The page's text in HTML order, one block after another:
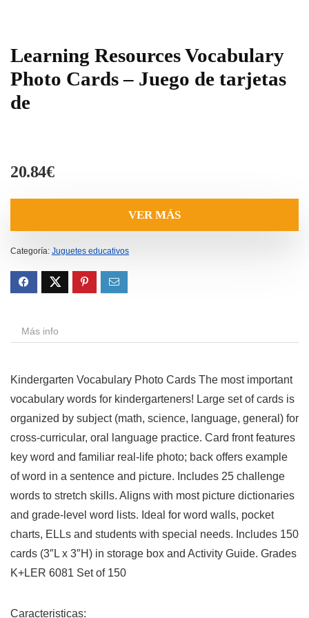
Learning Resources Vocabulary
Photo Cards – Juego de tarjetas
de
20.84€
VER MÁS
Categoría: Juguetes educativos
Más info
Kindergarten Vocabulary Photo Cards The most important
vocabulary words for kindergarteners! Large set of cards is
organized by subject (math, science, language, general) for
cross-curricular, oral language practice. Card front features
key word and familiar real-life photo; back offers example
of word in a sentence and picture. Includes 25 challenge
words to stretch skills. Aligns with most picture dictionaries
and grade-level word lists. Ideal for word walls, pocket
charts, ELLs and students with special needs. Includes 150
cards (3″L x 3″H) in storage box and Activity Guide. Grades
K+LER 6081 Set of 150
Caracteristicas: